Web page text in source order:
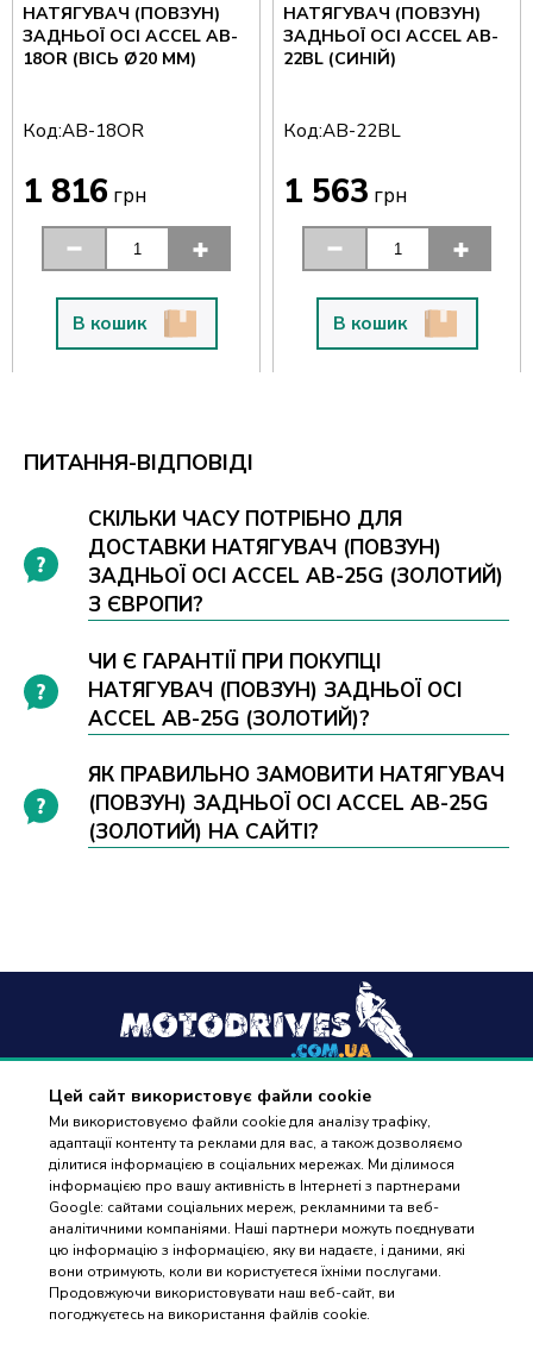
Цей сайт використовує файли cookie
Ми використовуємо файли cookie для аналізу трафіку,
адаптації контенту та реклами для вас, а також дозволяємо
ділитися інформацією в соціальних мережах. Ми ділимося
інформацією про вашу активність в Інтернеті з партнерами
Google: сайтами соціальних мереж, рекламними та веб-
аналітичними компаніями. Наші партнери можуть поєднувати
цю інформацію з інформацією, яку ви надаєте, і даними, які
вони отримують, коли ви користуєтеся їхніми послугами.
Продовжуючи використовувати наш веб-сайт, ви
погоджуєтесь на використання файлів cookie.
НАТЯГУВАЧ (ПОВЗУН)
ЗАДНЬОЇ ОСІ ACCEL AB-
18OR (ВІСЬ Ø20 ММ)
Код:AB-18OR
1 816 грн
В кошик
НАТЯГУВАЧ (ПОВЗУН)
ЗАДНЬОЇ ОСІ ACCEL AB-
22BL (СИНІЙ)
Код:AB-22BL
1 563 грн
В кошик
ПИТАННЯ-ВІДПОВІДІ
СКІЛЬКИ ЧАСУ ПОТРІБНО ДЛЯ
ДОСТАВКИ НАТЯГУВАЧ (ПОВЗУН)
ЗАДНЬОЇ ОСІ ACCEL AB-25G (ЗОЛОТИЙ)
З ЄВРОПИ?
ЧИ Є ГАРАНТІЇ ПРИ ПОКУПЦІ
НАТЯГУВАЧ (ПОВЗУН) ЗАДНЬОЇ ОСІ
ACCEL AB-25G (ЗОЛОТИЙ)?
ЯК ПРАВИЛЬНО ЗАМОВИТИ НАТЯГУВАЧ
(ПОВЗУН) ЗАДНЬОЇ ОСІ ACCEL AB-25G
(ЗОЛОТИЙ) НА САЙТІ?
+38(096) 488 77 88
дзвінки приймаються в робочі дні з 9:00 до 18:00
Оплата та доставка
ПІДБІР
ЗАПЧАСТИН